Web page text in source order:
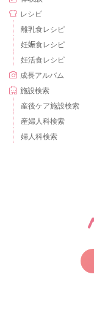
レシピ
離乳食レシピ
妊娠食レシピ
妊活食レシピ
成長アルバム
施設検索
産後ケア施設検索
産婦人科検索
婦人科検索